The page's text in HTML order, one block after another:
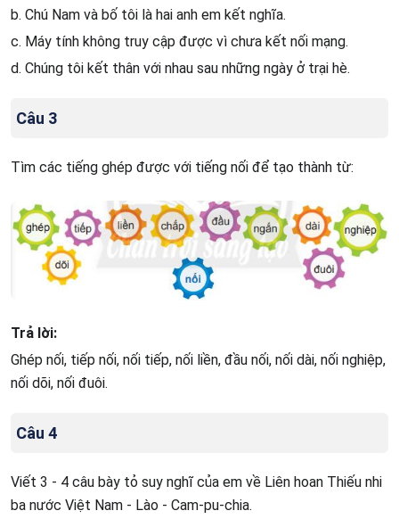
b. Chú Nam và bố tôi là hai anh em kết nghĩa.
c. Máy tính không truy cập được vì chưa kết nối mạng.
d. Chúng tôi kết thân với nhau sau những ngày ở trại hè.
Câu 3
Tìm các tiếng ghép được với tiếng nối để tạo thành từ:
Trả lời:
Ghép nối, tiếp nối, nối tiếp, nối liền, đầu nối, nối dài, nối nghiệp,
nối dõi, nối đuôi.
Câu 4
Viết 3 - 4 câu bày tỏ suy nghĩ của em về Liên hoan Thiếu nhi
ba nước Việt Nam - Lào - Cam-pu-chia.